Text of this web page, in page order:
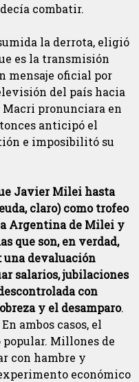
combatir.
la derrota, eligió
es la transmisión
mensaje oficial por
del país hacia
pronunciara en
anticipó el
e imposibilitó su
Javier Milei hasta
claro) como trofeo
Argentina de Milei y
que son, en verdad,
una devaluación
salarios, jubilaciones
con
y el desamparo.
ambos casos, el
Millones de
con hambre y
económico